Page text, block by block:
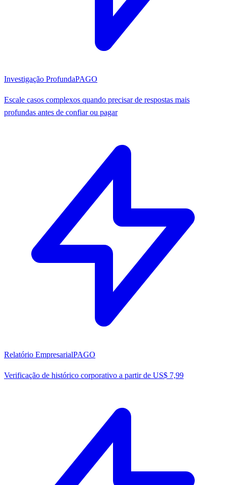
Investigação ProfundaPAGO
Escale casos complexos quando precisar de respostas mais
profundas antes de confiar ou pagar
Relatório EmpresarialPAGO
Verificação de histórico corporativo a partir de US$ 7,99